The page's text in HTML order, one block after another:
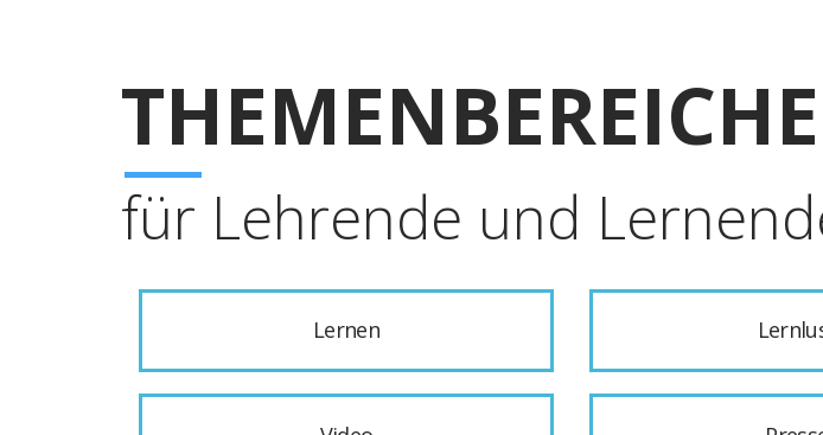
THEMENBEREICHE
für Lehrende und
Lernen